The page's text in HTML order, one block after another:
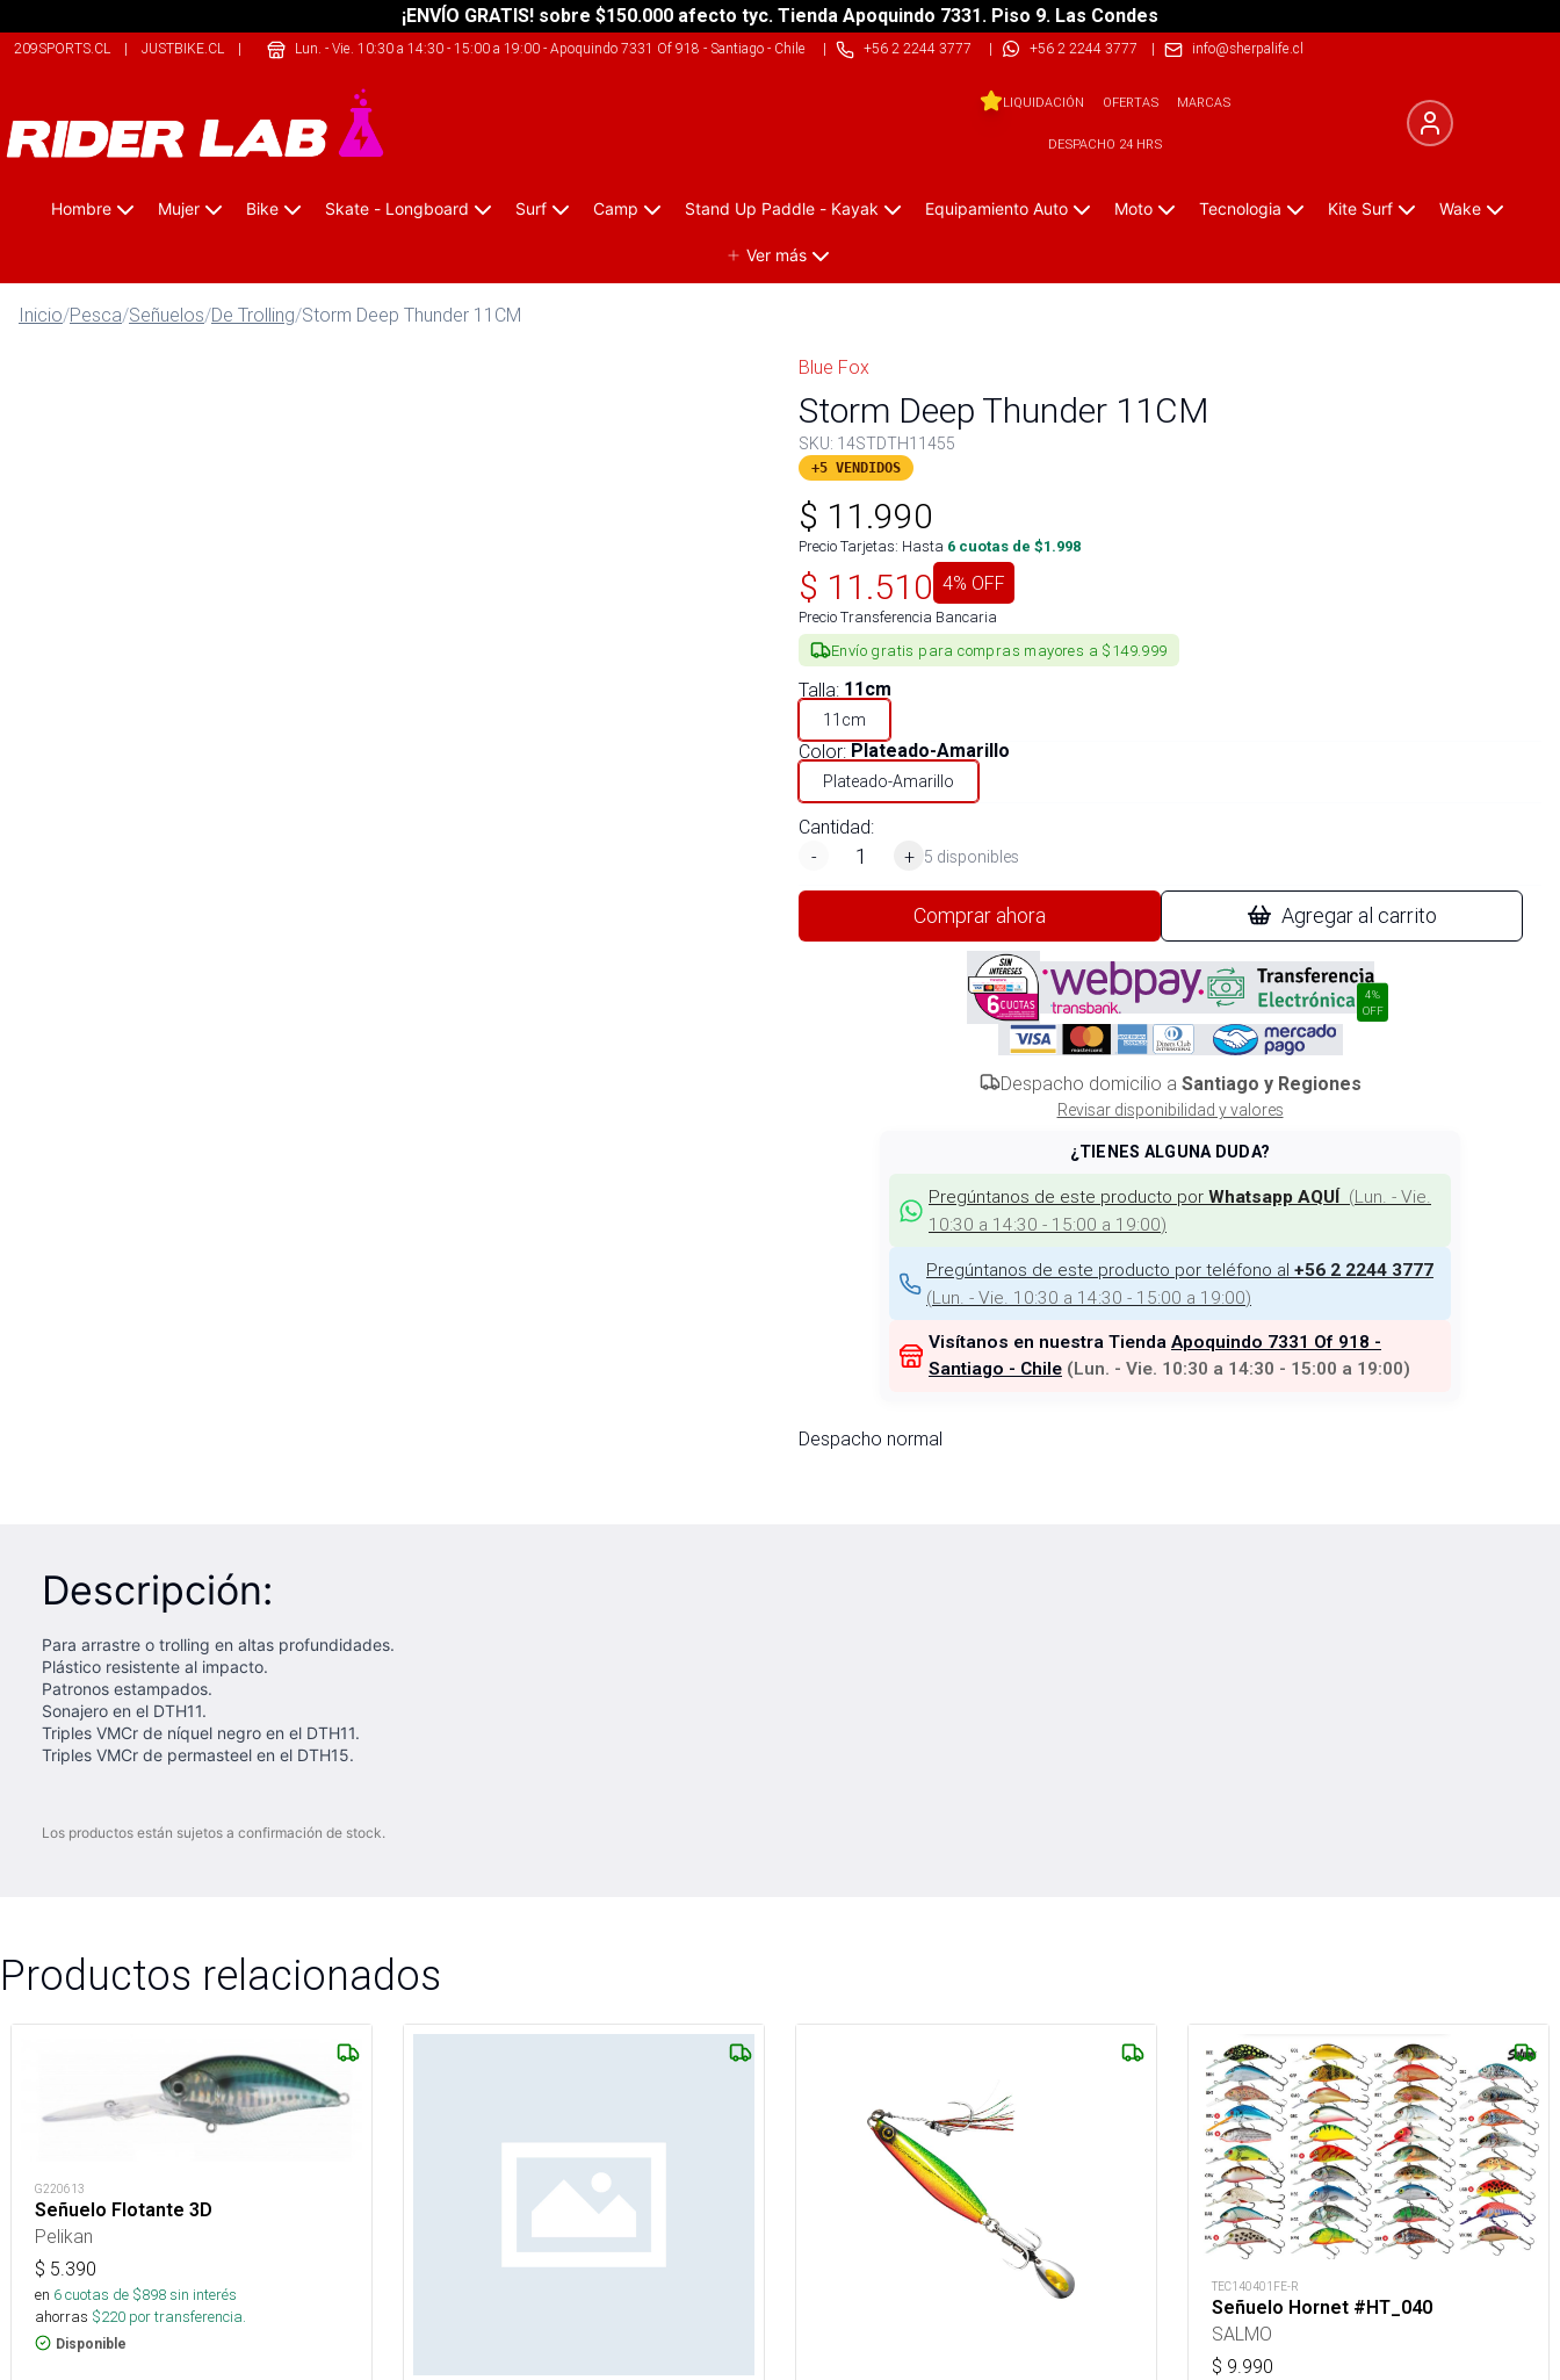
¡ENVÍO GRATIS! sobre $150.000 afecto tyc. Tienda Apoquindo 7331. Piso 9. Las Condes
209SPORTS.CL | JUSTBIKE.CL | SAFELIFE.CL
Lun. - Vie. 10:30 a 14:30 - 15:00 a 19:00- Apoquindo 7331 Of 918 - Santiago - Chile| +56 2 2244 3777 | +56 2 2244 3777 | info@sherpalife.cl
LIQUIDACIÓN OFERTAS MARCAS
DESPACHO 24 HRS
Hombre Mujer Bike Skate - Longboard Surf Camp Stand Up Paddle - Kayak Equipamiento Auto Moto Tecnologia Kite Surf Wake
Ver más
Inicio/Pesca/Señuelos/De Trolling/Storm Deep Thunder 11CM
Blue Fox
Storm Deep Thunder 11CM
SKU: 14STDTH11455
+5 VENDIDOS
$ 11.990
Precio Tarjetas: Hasta 6 cuotas de $1.998
$ 11.510 4% OFF
Precio Transferencia Bancaria
Envío gratis para compras mayores a $149.999
Talla: 11cm
11cm
Color: Plateado-Amarillo
Plateado-Amarillo
Cantidad:
-
+ 5 disponibles
Comprar ahora Agregar al carrito
4%
OFF
Despacho domicilio a Santiago y Regiones
Revisar disponibilidad y valores
¿TIENES ALGUNA DUDA?
Pregúntanos de este producto por Whatsapp AQUÍ (Lun. - Vie.
10:30 a 14:30 - 15:00 a 19:00)
Pregúntanos de este producto por teléfono al +56 2 2244 3777
(Lun. - Vie. 10:30 a 14:30 - 15:00 a 19:00)
Visítanos en nuestra Tienda Apoquindo 7331 Of 918 -
Santiago - Chile (Lun. - Vie. 10:30 a 14:30 - 15:00 a 19:00)
Despacho normal
Descripción:
Para arrastre o trolling en altas profundidades.
Plástico resistente al impacto.
Patronos estampados.
Sonajero en el DTH11.
Triples VMCr de níquel negro en el DTH11.
Triples VMCr de permasteel en el DTH15.
Los productos están sujetos a confirmación de stock.
Productos relacionados
G220613
Señuelo Flotante 3D
Pelikan
$ 5.390
en 6cuotas de $898sin interés
ahorras $220 por transferencia.
Disponible
TEC140401FE-R
Señuelo Hornet #HT_040
SALMO
$ 9.990